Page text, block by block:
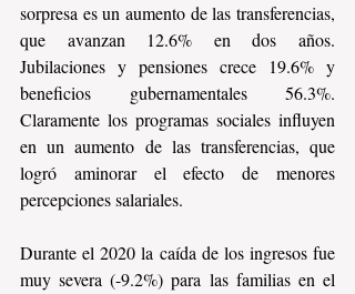
sorpresa es un aumento de las transferencias,
que avanzan 12.6% en dos años.
Jubilaciones y pensiones crece 19.6% y
beneficios gubernamentales 56.3%.
Claramente los programas sociales influyen
en un aumento de las transferencias, que
logró aminorar el efecto de menores
percepciones salariales.
Durante el 2020 la caída de los ingresos fue
muy severa (-9.2%) para las familias en el